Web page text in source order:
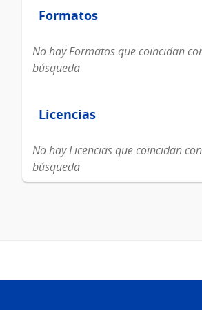
Formatos
Formatos
No hay Formatos que coincidan
búsqueda
Licencias
Licencias
No hay Licencias que coincidan
búsqueda